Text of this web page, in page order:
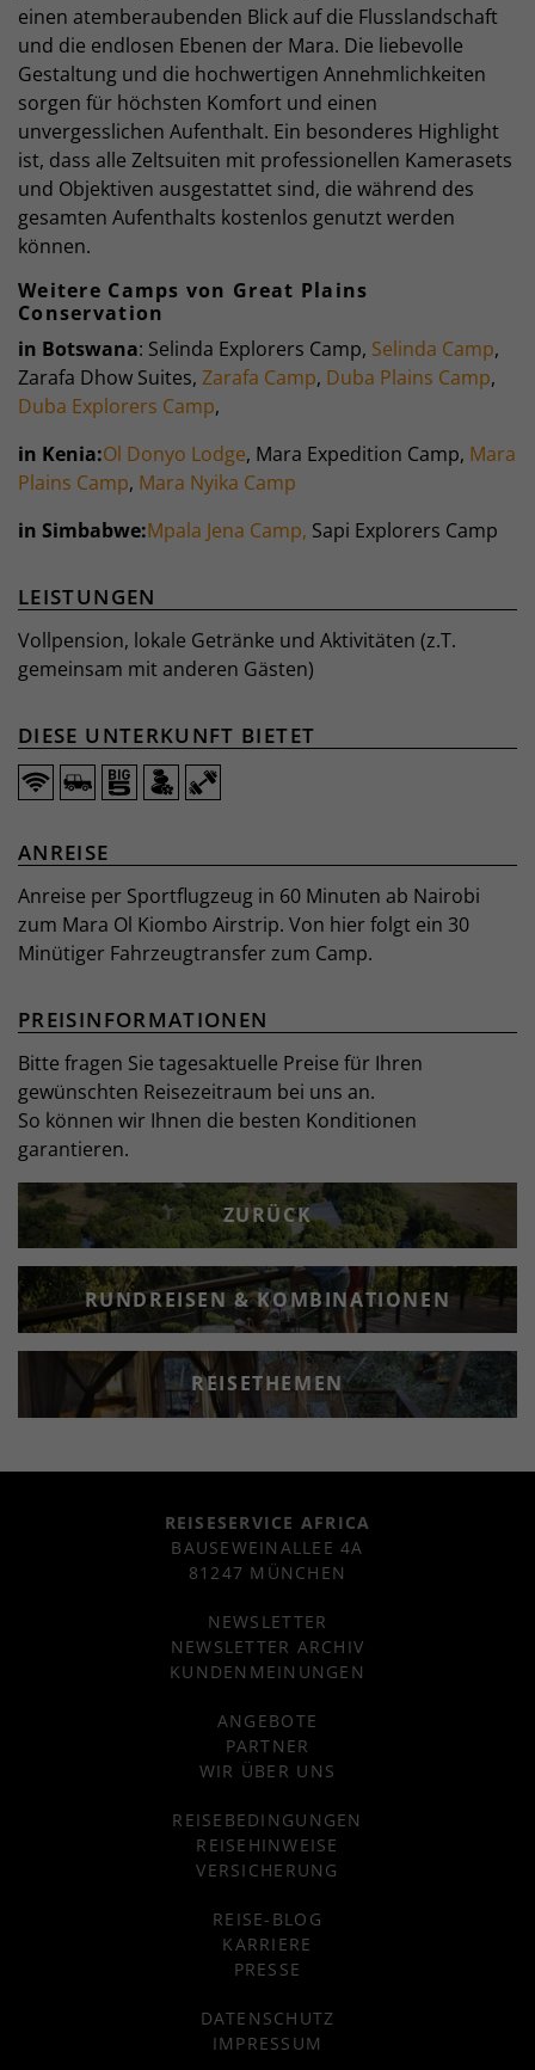
einen atemberaubenden Blick auf die Flusslandschaft
und die endlosen Ebenen der Mara. Die liebevolle
Gestaltung und die hochwertigen Annehmlichkeiten
sorgen für höchsten Komfort und einen
unvergesslichen Aufenthalt. Ein besonderes Highlight
ist, dass alle Zeltsuiten mit professionellen Kamerasets
und Objektiven ausgestattet sind, die während des
gesamten Aufenthalts kostenlos genutzt werden
können.
Weitere Camps von Great Plains
Conservation
in Botswana: Selinda Explorers Camp, Selinda Camp,
Zarafa Dhow Suites, Zarafa Camp, Duba Plains Camp,
Duba Explorers Camp,
in Kenia:Ol Donyo Lodge, Mara Expedition Camp, Mara
Plains Camp, Mara Nyika Camp
in Simbabwe:Mpala Jena Camp, Sapi Explorers Camp
LEISTUNGEN
Vollpension, lokale Getränke und Aktivitäten (z.T.
gemeinsam mit anderen Gästen)
DIESE UNTERKUNFT BIETET
ANREISE
Anreise per Sportflugzeug in 60 Minuten ab Nairobi
zum Mara Ol Kiombo Airstrip. Von hier folgt ein 30
Minütiger Fahrzeugtransfer zum Camp.
PREISINFORMATIONEN
Bitte fragen Sie tagesaktuelle Preise für Ihren
gewünschten Reisezeitraum bei uns an.
So können wir Ihnen die besten Konditionen
garantieren.
ZURÜCK
RUNDREISEN & KOMBINATIONEN
REISETHEMEN
REISESERVICE AFRICA
BAUSEWEINALLEE 4A
81247 MÜNCHEN
NEWSLETTER
NEWSLETTER ARCHIV
KUNDENMEINUNGEN
ANGEBOTE
PARTNER
WIR ÜBER UNS
REISEBEDINGUNGEN
REISEHINWEISE
VERSICHERUNG
REISE-BLOG
KARRIERE
PRESSE
DATENSCHUTZ
IMPRESSUM